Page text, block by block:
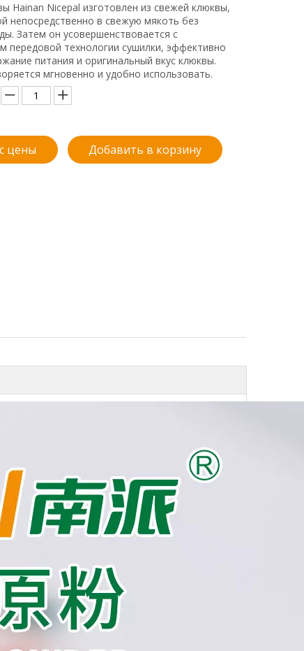
Hainan Nicepal изготовлен из свежей клюквы,
непосредственно в свежую мякоть без
Затем он усовершенствовается с
передовой технологии сушилки, эффективно
питания и оригинальный вкус клюквы.
мгновенно и удобно использовать.
цены Добавить в корзину